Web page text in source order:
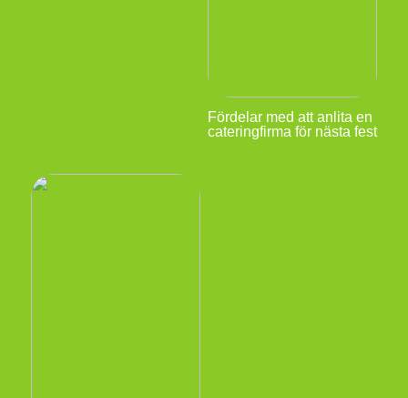
Fördelar med att anlita en
cateringfirma för nästa fest